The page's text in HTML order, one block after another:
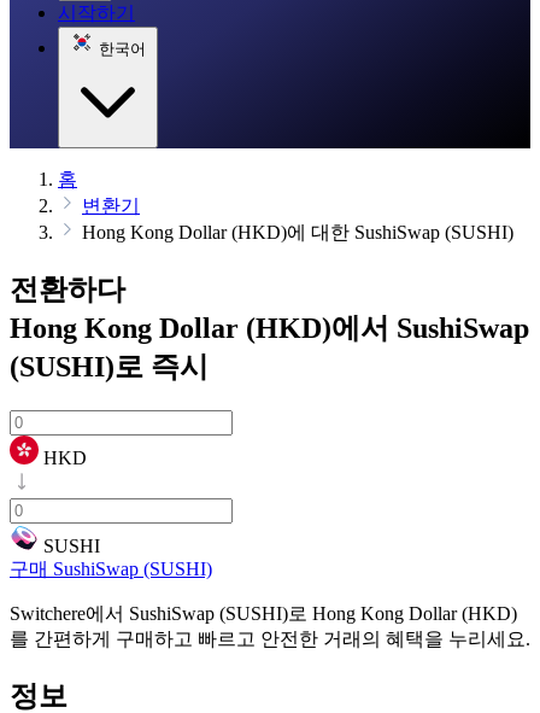
시작하기
한국어
홈
변환기
Hong Kong Dollar (HKD)에 대한 SushiSwap (SUSHI)
전환하다
Hong Kong Dollar (HKD)에서 SushiSwap
(SUSHI)로 즉시
HKD
SUSHI
구매 SushiSwap (SUSHI)
Switchere에서 SushiSwap (SUSHI)로 Hong Kong Dollar (HKD)
를 간편하게 구매하고 빠르고 안전한 거래의 혜택을 누리세요.
정보